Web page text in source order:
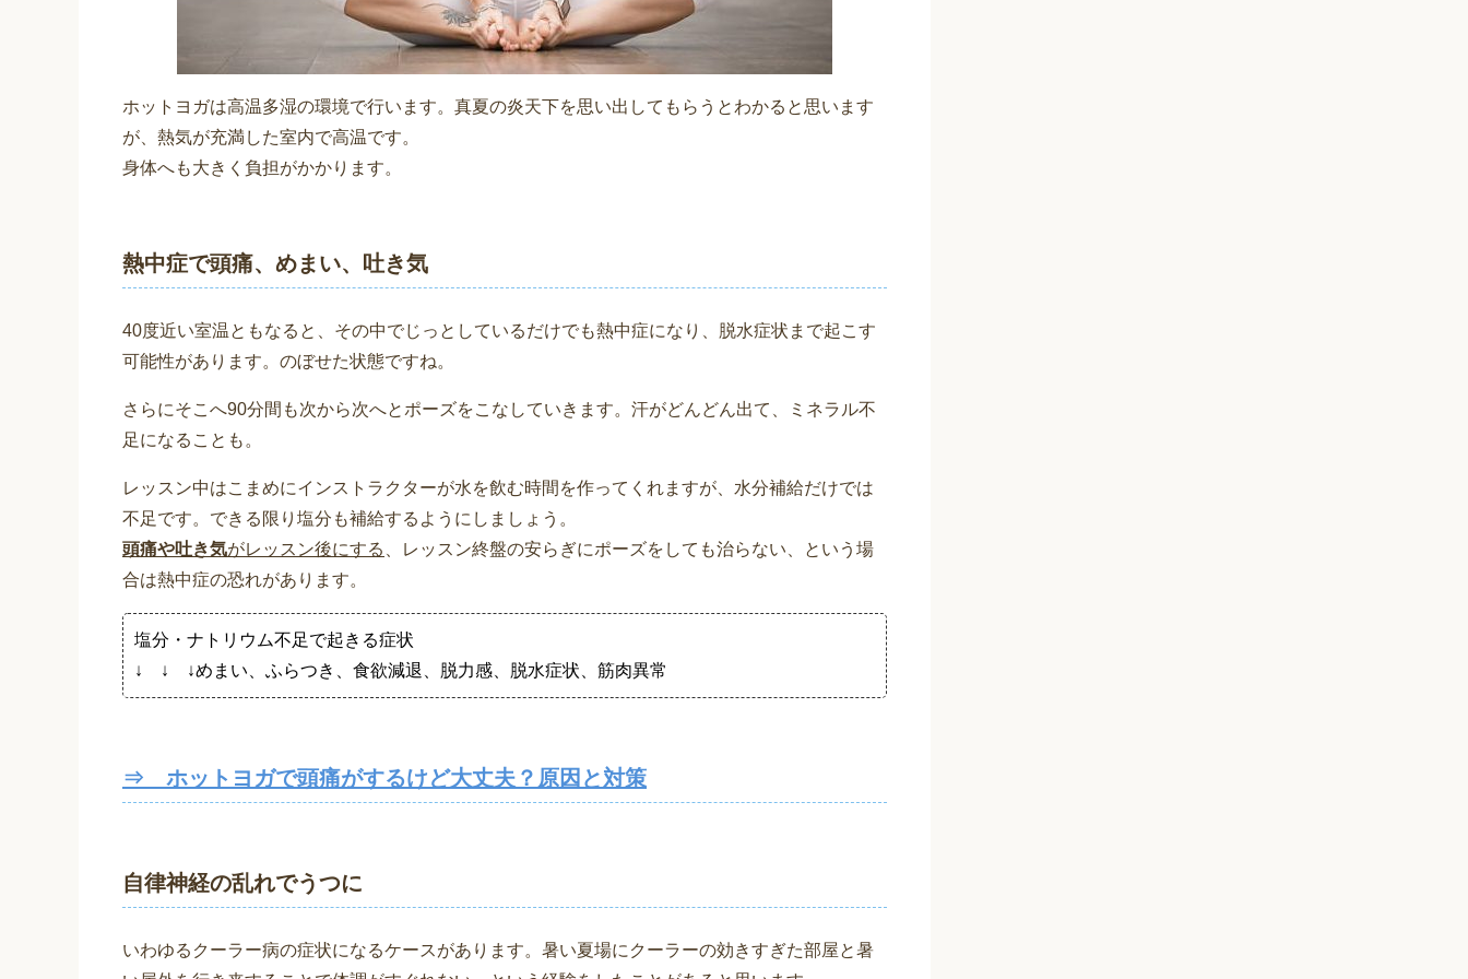
ホットヨガは高温多湿の環境で行います。真夏の炎天下を思い出してもらうとわかると思います
が、熱気が充満した室内で高温です。
身体へも大きく負担がかかります。
熱中症で頭痛、めまい、吐き気
40度近い室温ともなると、その中でじっとしているだけでも熱中症になり、脱水症状まで起こす
可能性があります。のぼせた状態ですね。
さらにそこへ90分間も次から次へとポーズをこなしていきます。汗がどんどん出て、ミネラル不
足になることも。
レッスン中はこまめにインストラクターが水を飲む時間を作ってくれますが、水分補給だけでは
不足です。できる限り塩分も補給するようにしましょう。
頭痛や吐き気がレッスン後にする
、レッスン終盤の安らぎにポーズをしても治らない、という場
合は熱中症の恐れがあります。
塩分・ナトリウム不足で起きる症状
↓ ↓ ↓めまい、ふらつき、食欲減退、脱力感、脱水症状、筋肉異常
⇒ ホットヨガで頭痛がするけど大丈夫？原因と対策
自律神経の乱れでうつに
いわゆるクーラー病の症状になるケースがあります。暑い夏場にクーラーの効きすぎた部屋と暑